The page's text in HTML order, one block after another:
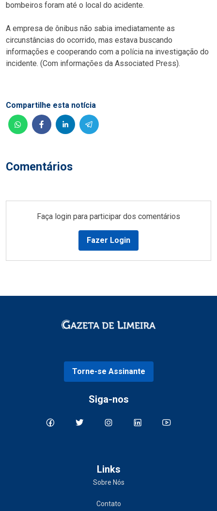
bombeiros foram até o local do acidente.
A empresa de ônibus não sabia imediatamente as
circunstâncias do ocorrido, mas estava buscando
informações e cooperando com a polícia na investigação do
incidente. (Com informações da Associated Press).
Comentários
Compartilhe esta notícia
Faça login para participar dos comentários
Fazer Login
Torne-se Assinante
Siga-nos
Links
Sobre Nós
Contato